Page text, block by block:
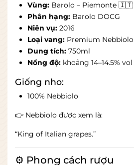
Vùng: Barolo – Piemonte 🇮🇹
Phân hạng: Barolo DOCG
Niên vụ: 2016
Loại vang: Premium Nebbiolo
Dung tích: 750ml
Nồng độ: khoảng 14–14.5% vol
Giống nho:
100% Nebbiolo
👉 Nebbiolo được xem là:
“King of Italian grapes.”
⚙️ Phong cách rượu